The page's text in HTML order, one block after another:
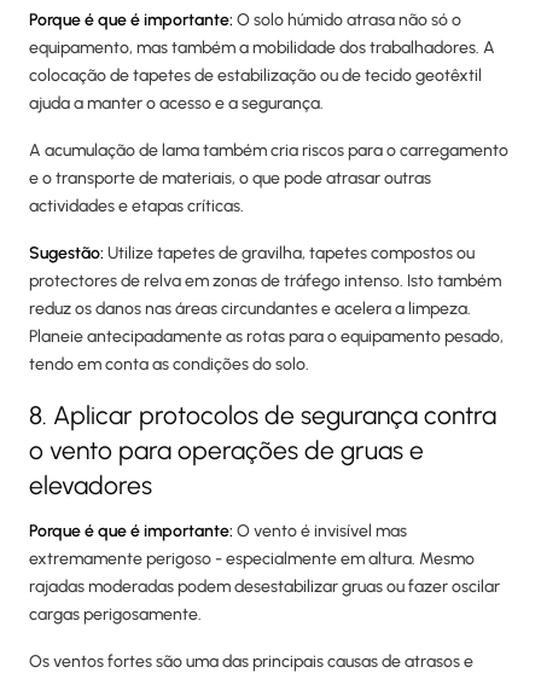
Porque é que é importante: O solo húmido atrasa não só o
equipamento, mas também a mobilidade dos trabalhadores. A
colocação de tapetes de estabilização ou de tecido geotêxtil
ajuda a manter o acesso e a segurança.
A acumulação de lama também cria riscos para o carregamento
e o transporte de materiais, o que pode atrasar outras
actividades e etapas críticas.
Sugestão: Utilize tapetes de gravilha, tapetes compostos ou
protectores de relva em zonas de tráfego intenso. Isto também
reduz os danos nas áreas circundantes e acelera a limpeza.
Planeie antecipadamente as rotas para o equipamento pesado,
tendo em conta as condições do solo.
8. Aplicar protocolos de segurança contra
o vento para operações de gruas e
elevadores
Porque é que é importante: O vento é invisível mas
extremamente perigoso - especialmente em altura. Mesmo
rajadas moderadas podem desestabilizar gruas ou fazer oscilar
cargas perigosamente.
Os ventos fortes são uma das principais causas de atrasos e